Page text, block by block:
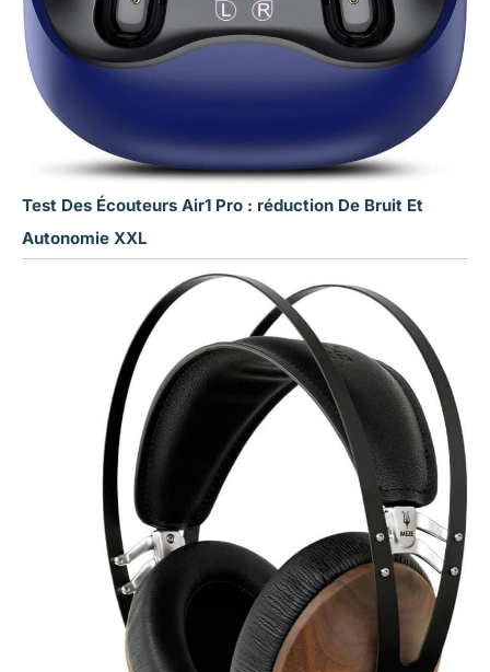
Test Des Écouteurs Air1 Pro : réduction De Bruit Et
Autonomie XXL